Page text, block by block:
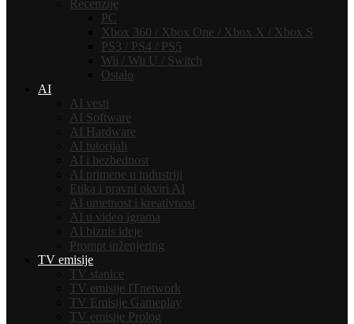
Recenzije
PC
Xbox 360 / Xbox One / Xbox X / Xbox S
PS3 / PS4 / PS5
Wii / Wii U / Switch
Ostalo
AI
AI vesti
AI Software
AI Hardware
AI tutorijali
AI i bezbednost
AI primene u industriji
Etika i pravni okviri AI
AI umetnost i kreativnost
AI u video igrama
AI biznis ideje
Prompt inženjering
TV emisije
TV stanice
TV emisije ITnetwork
TV Emisije Gameplay
TV emisije Prolog